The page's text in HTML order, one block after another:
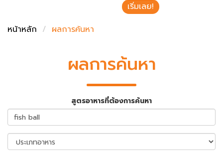
เริ่มเลย!
หน้าหลัก
ผลการค้นหา
ผลการค้นหา
สูตรอาหารที่ต้องการค้นหา